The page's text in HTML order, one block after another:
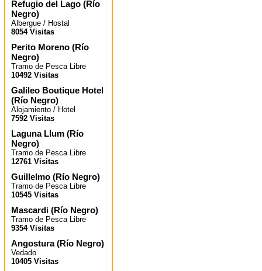
Refugio del Lago (Río
Negro)
Albergue / Hostal
8054 Visitas
Perito Moreno (Río
Negro)
Tramo de Pesca Libre
10492 Visitas
Galileo Boutique Hotel
(Río Negro)
Alojamiento / Hotel
7592 Visitas
Laguna Llum (Río
Negro)
Tramo de Pesca Libre
12761 Visitas
Guillelmo (Río Negro)
Tramo de Pesca Libre
10545 Visitas
Mascardi (Río Negro)
Tramo de Pesca Libre
9354 Visitas
Angostura(Río Negro)
Vedado
10405 Visitas